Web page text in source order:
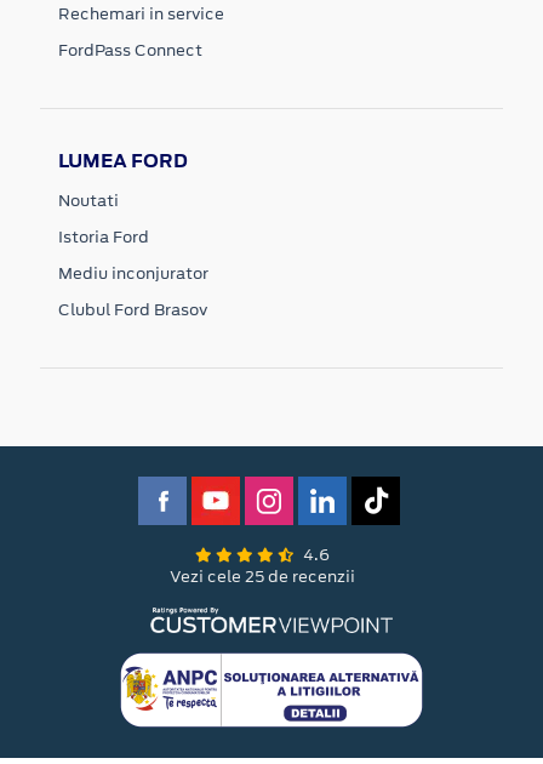
Rechemari in service
FordPass Connect
LUMEA FORD
Noutati
Istoria Ford
Mediu inconjurator
Clubul Ford Brasov
4.6
Vezi cele 25 de recenzii